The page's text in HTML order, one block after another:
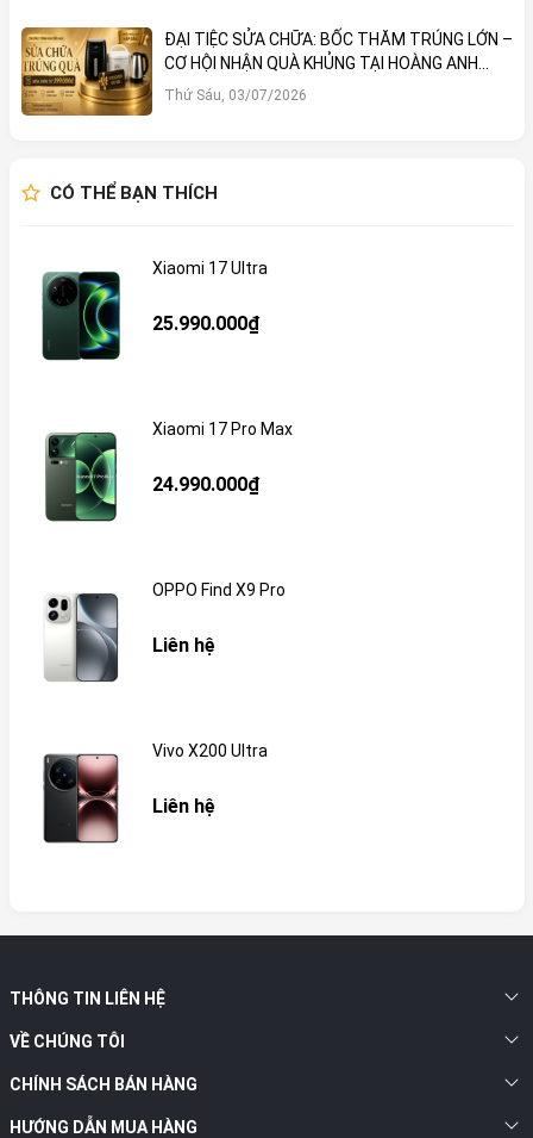
ĐẠI TIỆC SỬA CHỮA: BỐC THĂM TRÚNG LỚN –
CƠ HỘI NHẬN QUÀ KHỦNG TẠI HOÀNG ANH
MOBILE
Thứ Sáu, 03/07/2026
CÓ THỂ BẠN THÍCH
Xiaomi 17 Ultra
25.990.000₫
Xiaomi 17 Pro Max
24.990.000₫
OPPO Find X9 Pro
Liên hệ
Vivo X200 Ultra
Liên hệ
THÔNG TIN LIÊN HỆ
VỀ CHÚNG TÔI
CHÍNH SÁCH BÁN HÀNG
HƯỚNG DẪN MUA HÀNG